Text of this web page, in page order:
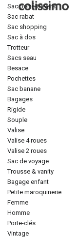
sac porté-travers
sac rabat
sac shopping
sac à dos
trotteur
sacs seau
besace
pochettes
sac banane
bagages
rigide
souple
valise
valise 4 roues
valise 2 roues
sac de voyage
trousse & vanity
bagage enfant
petite maroquinerie
femme
homme
porte-clés
vintage